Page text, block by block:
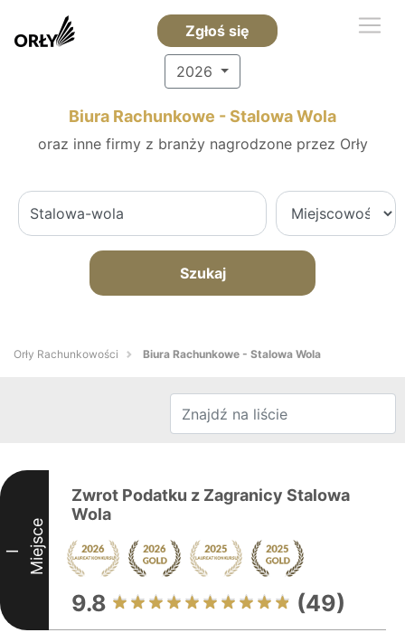
Zgłoś się
2026
Biura Rachunkowe - Stalowa Wola
oraz inne firmy z branży nagrodzone przez Orły
Szukaj
Orły Rachunkowości Biura Rachunkowe - Stalowa Wola
I Miejsce
Zwrot Podatku z Zagranicy Stalowa
Wola
9.8 (49)